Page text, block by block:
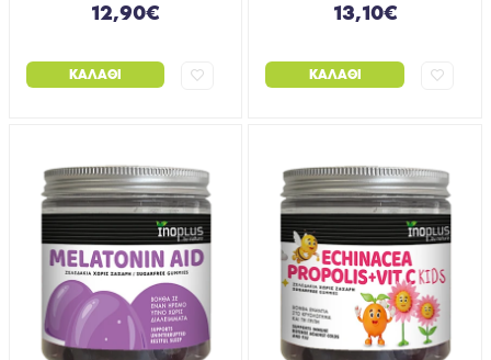
12,90€
ΚΑΛΆΘΙ
13,10€
ΚΑΛΆΘΙ